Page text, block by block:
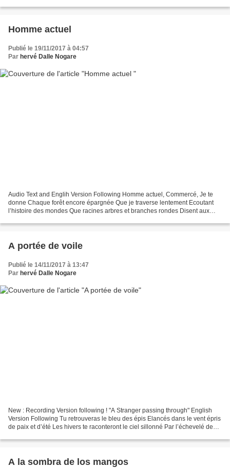
Homme actuel
Publié le 19/11/2017 à 04:57
Par hervé Dalle Nogare
Audio Text and Englih Version Following Homme actuel, Commercé, Je te
donne Chaque forêt encore épargnée Que je traverse lentement Ecoutant
l’histoire des mondes Que racines arbres et branches rondes Disent aux
A portée de voile
Publié le 14/11/2017 à 13:47
Par hervé Dalle Nogare
New : Recording Version following ! "A Stranger passing through" English
Version Following Tu retrouveras le bleu des épis Elancés dans le vent épris
de paix et d’été Les hivers te raconteront le ciel sillonné Par l’échevelé des
A la sombra de los mangos